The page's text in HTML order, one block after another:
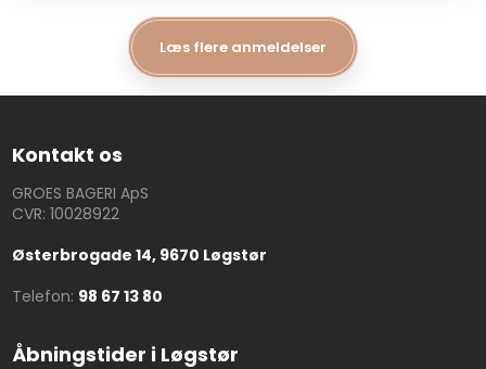
Læs flere anmeldelser
Kontakt os
GROES BAGERI ApS
CVR: 10028922
Østerbrogade 14, 9670 Løgstør
Telefon:​ 98 67 13 80
Åbningstider i Løgstør